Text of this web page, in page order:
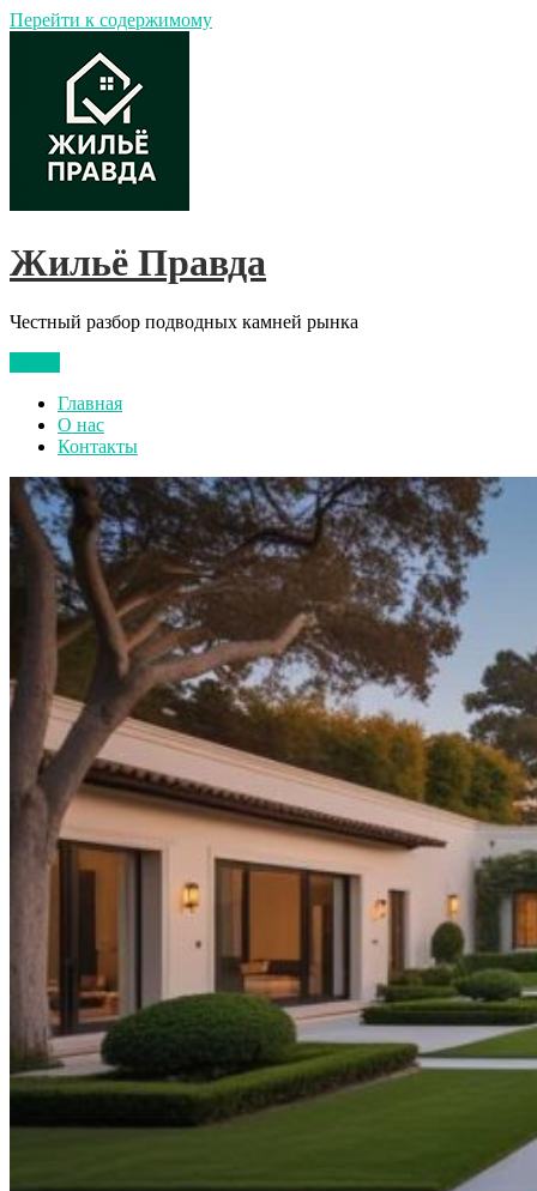
Перейти к содержимому
Жильё Правда
Честный разбор подводных камней рынка
Главная
О нас
Контакты